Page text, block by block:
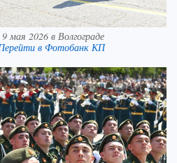
мая 2026 в Волгограде
в Фотобанк КП